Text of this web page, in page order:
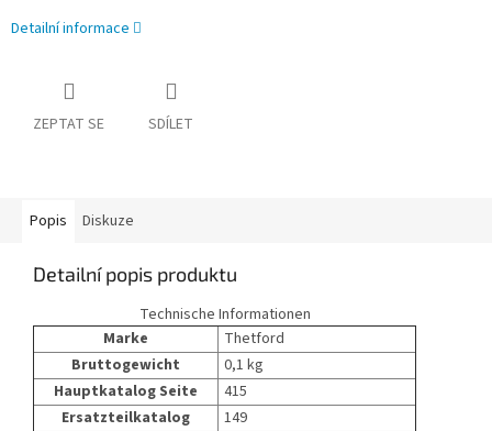
Detailní informace
ZEPTAT SE SDÍLET
Popis Diskuze
Detailní popis produktu
Technische Informationen
Marke
Thetford
Bruttogewicht
0,1 kg
Hauptkatalog Seite
415
Ersatzteilkatalog
149